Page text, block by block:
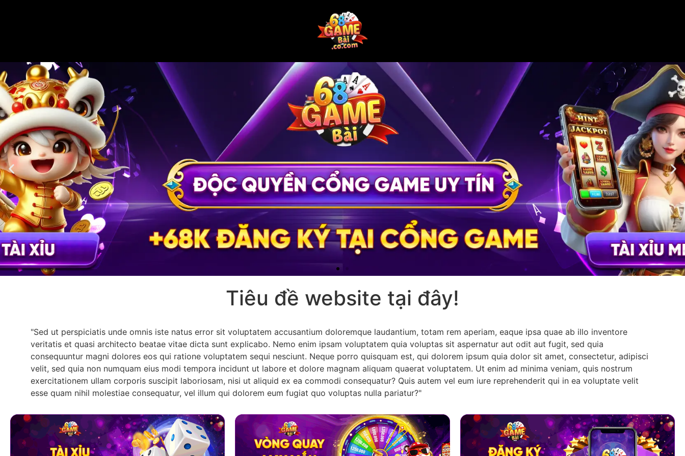
Tiêu đề website tại đây!
"Sed ut perspiciatis unde omnis iste natus error sit voluptatem accusantium doloremque laudantium, totam rem aperiam, eaque ipsa quae ab illo inventore
veritatis et quasi architecto beatae vitae dicta sunt explicabo. Nemo enim ipsam voluptatem quia voluptas sit aspernatur aut odit aut fugit, sed quia
consequuntur magni dolores eos qui ratione voluptatem sequi nesciunt. Neque porro quisquam est, qui dolorem ipsum quia dolor sit amet, consectetur, adipisci
velit, sed quia non numquam eius modi tempora incidunt ut labore et dolore magnam aliquam quaerat voluptatem. Ut enim ad minima veniam, quis nostrum
exercitationem ullam corporis suscipit laboriosam, nisi ut aliquid ex ea commodi consequatur? Quis autem vel eum iure reprehenderit qui in ea voluptate velit
esse quam nihil molestiae consequatur, vel illum qui dolorem eum fugiat quo voluptas nulla pariatur?"